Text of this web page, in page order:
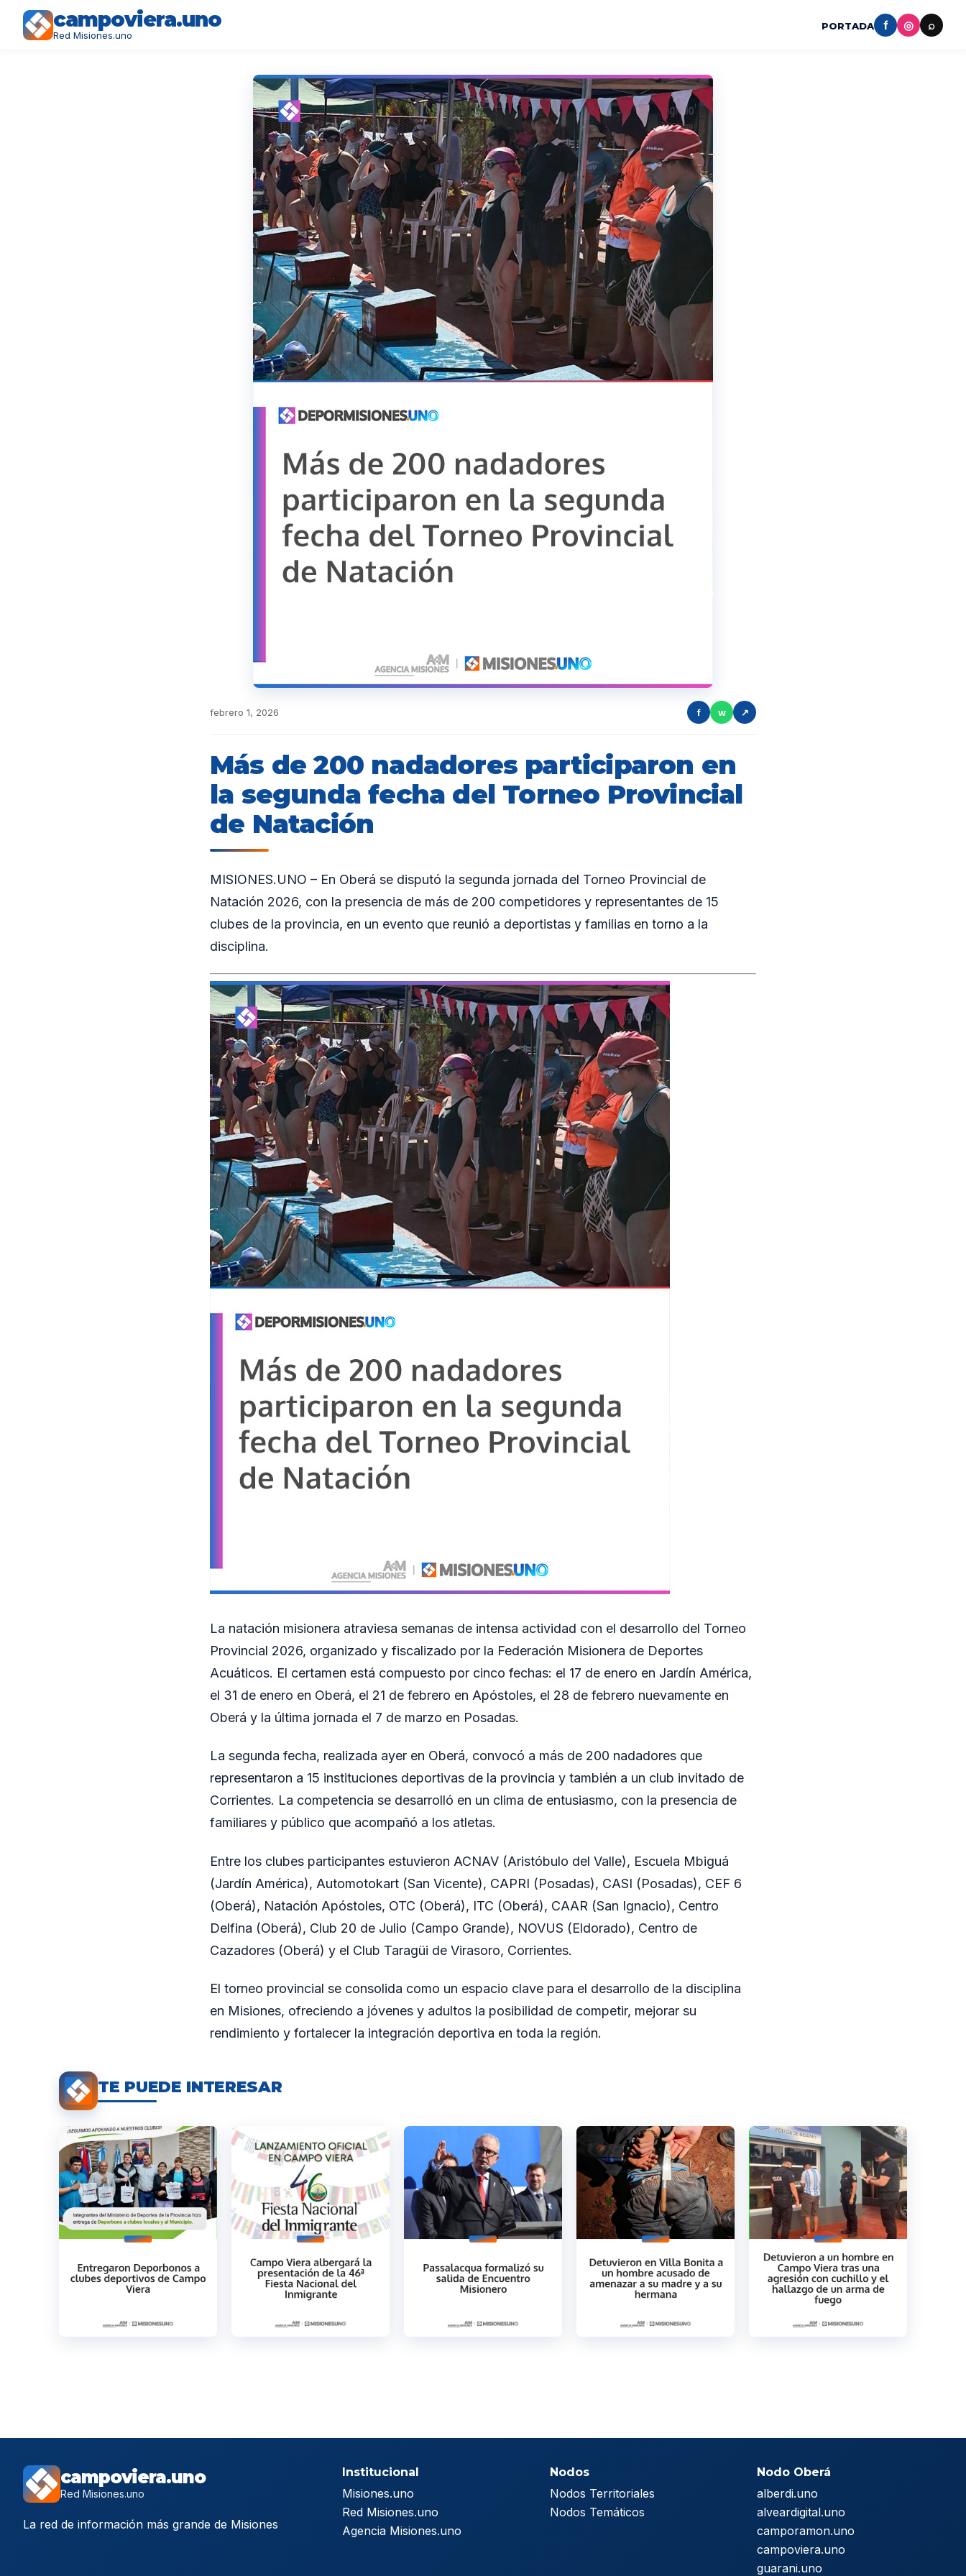
campoviera.uno
Red Misiones.uno
PORTADA f ◎ ⌕
febrero 1, 2026 f w ↗
Más de 200 nadadores participaron en
la segunda fecha del Torneo Provincial
de Natación
MISIONES.UNO – En Oberá se disputó la segunda jornada del Torneo Provincial de
Natación 2026, con la presencia de más de 200 competidores y representantes de 15
clubes de la provincia, en un evento que reunió a deportistas y familias en torno a la
disciplina.
La natación misionera atraviesa semanas de intensa actividad con el desarrollo del Torneo
Provincial 2026, organizado y fiscalizado por la Federación Misionera de Deportes
Acuáticos. El certamen está compuesto por cinco fechas: el 17 de enero en Jardín América,
el 31 de enero en Oberá, el 21 de febrero en Apóstoles, el 28 de febrero nuevamente en
Oberá y la última jornada el 7 de marzo en Posadas.
La segunda fecha, realizada ayer en Oberá, convocó a más de 200 nadadores que
representaron a 15 instituciones deportivas de la provincia y también a un club invitado de
Corrientes. La competencia se desarrolló en un clima de entusiasmo, con la presencia de
familiares y público que acompañó a los atletas.
Entre los clubes participantes estuvieron ACNAV (Aristóbulo del Valle), Escuela Mbiguá
(Jardín América), Automotokart (San Vicente), CAPRI (Posadas), CASI (Posadas), CEF 6
(Oberá), Natación Apóstoles, OTC (Oberá), ITC (Oberá), CAAR (San Ignacio), Centro
Delfina (Oberá), Club 20 de Julio (Campo Grande), NOVUS (Eldorado), Centro de
Cazadores (Oberá) y el Club Taragüi de Virasoro, Corrientes.
El torneo provincial se consolida como un espacio clave para el desarrollo de la disciplina
en Misiones, ofreciendo a jóvenes y adultos la posibilidad de competir, mejorar su
rendimiento y fortalecer la integración deportiva en toda la región.
TE PUEDE INTERESAR
campoviera.uno
Red Misiones.uno
La red de información más grande de Misiones
Institucional
Misiones.uno
Red Misiones.uno
Agencia Misiones.uno
Nodos
Nodos Territoriales
Nodos Temáticos
Nodo Oberá
alberdi.uno
alveardigital.uno
camporamon.uno
campoviera.uno
guarani.uno